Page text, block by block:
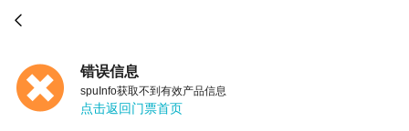

错误信息
spuInfo获取不到有效产品信息
点击返回门票首页